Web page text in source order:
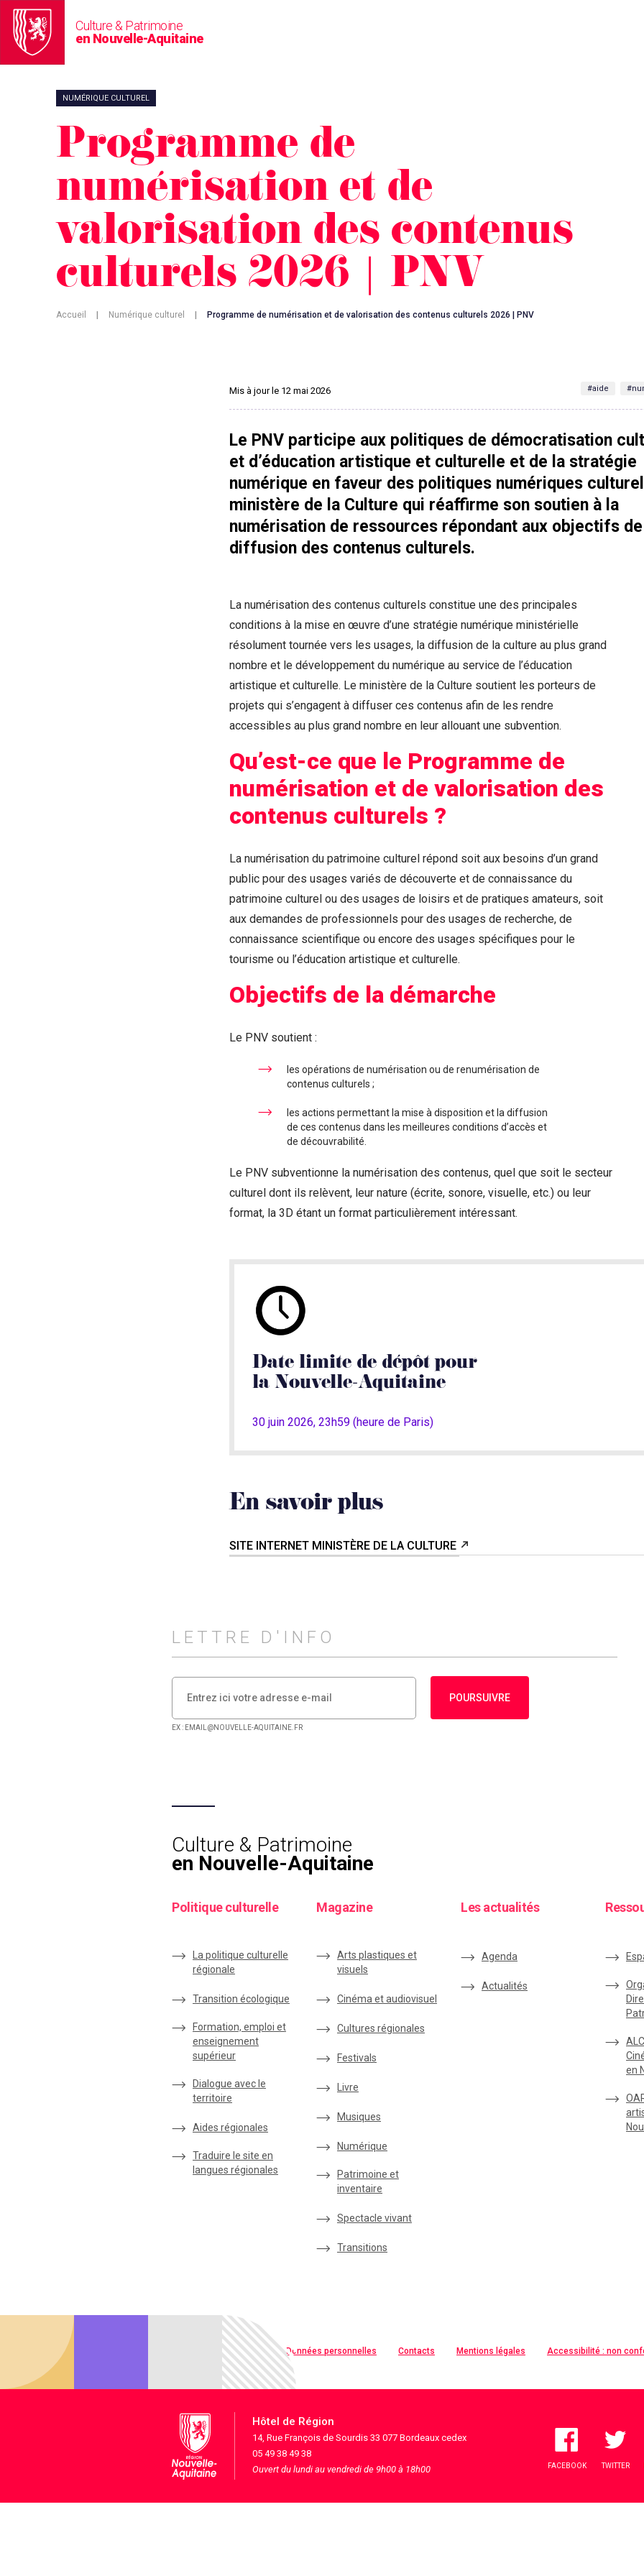
Culture & Patrimoine
en Nouvelle-Aquitaine
NUMÉRIQUE CULTUREL
Programme de
numérisation et de
valorisation des contenus
culturels 2026 | PNV
Accueil Numérique culturel Programme de numérisation et de valorisation des contenus culturels 2026 | PNV
Mis à jour le 12 mai 2026 #aide
Le PNV participe aux politiques de démocratisation
et d’éducation artistique et culturelle et de la stratégie
numérique en faveur des politiques numériques
ministère de la Culture qui réaffirme son soutien à la
numérisation de ressources répondant aux objectifs de
diffusion des contenus culturels.
La numérisation des contenus culturels constitue une des principales
conditions à la mise en œuvre d’une stratégie numérique ministérielle
résolument tournée vers les usages, la diffusion de la culture au plus grand
nombre et le développement du numérique au service de l’éducation
artistique et culturelle. Le ministère de la Culture soutient les porteurs de
projets qui s’engagent à diffuser ces contenus afin de les rendre
accessibles au plus grand nombre en leur allouant une subvention.
Qu’est-ce que le Programme de
numérisation et de valorisation des
contenus culturels ?
La numérisation du patrimoine culturel répond soit aux besoins d’un grand
public pour des usages variés de découverte et de connaissance du
patrimoine culturel ou des usages de loisirs et de pratiques amateurs, soit
aux demandes de professionnels pour des usages de recherche, de
connaissance scientifique ou encore des usages spécifiques pour le
tourisme ou l’éducation artistique et culturelle.
Objectifs de la démarche
Le PNV soutient :
les opérations de numérisation ou de renumérisation de
contenus culturels ;
les actions permettant la mise à disposition et la diffusion
de ces contenus dans les meilleures conditions d’accès et
de découvrabilité.
Le PNV subventionne la numérisation des contenus, quel que soit le secteur
culturel dont ils relèvent, leur nature (écrite, sonore, visuelle, etc.) ou leur
format, la 3D étant un format particulièrement intéressant.
Date limite de dépôt pour
la Nouvelle-Aquitaine
30 juin 2026, 23h59 (heure de Paris)
En savoir plus
SITE INTERNET MINISTÈRE DE LA CULTURE
LETTRE D'INFO
POURSUIVRE
EX : EMAIL@NOUVELLE-AQUITAINE.FR
Culture & Patrimoine
en Nouvelle-Aquitaine
Politique culturelle
La politique culturelle
régionale
Transition écologique
Formation, emploi et
enseignement
supérieur
Dialogue avec le
territoire
Aides régionales
Traduire le site en
langues régionales
Magazine
Arts plastiques et
visuels
Cinéma et audiovisuel
Cultures régionales
Festivals
Livre
Musiques
Numérique
Patrimoine et
inventaire
Spectacle vivant
Transitions
Les actualités
Agenda
Actualités
en
Qualité web Données personnelles Contacts Mentions légales Accessibilité : non
Hôtel de Région
14, Rue François de Sourdis 33 077 Bordeaux cedex
05 49 38 49 38
Ouvert du lundi au vendredi de 9h00 à 18h00
FACEBOOK TWITTER